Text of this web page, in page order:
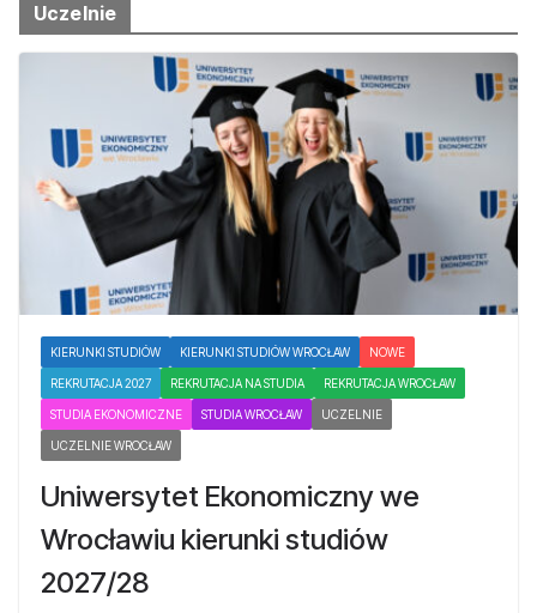
Uczelnie
KIERUNKI STUDIÓW KIERUNKI STUDIÓW WROCŁAW NOWE
REKRUTACJA 2027 REKRUTACJA NA STUDIA REKRUTACJA WROCŁAW
STUDIA EKONOMICZNE STUDIA WROCŁAW UCZELNIE
UCZELNIE WROCŁAW
Uniwersytet Ekonomiczny we
Wrocławiu kierunki studiów
2027/28